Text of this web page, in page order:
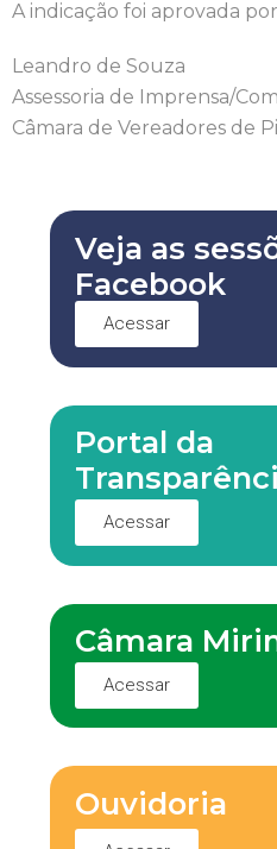
A indicação foi aprovada
Leandro de Souza
Assessoria de Imprensa/
Câmara de Vereadores de
Veja as
Facebook
Acessar
Portal da
Acessar
Câmara
Acessar
Ouvidoria